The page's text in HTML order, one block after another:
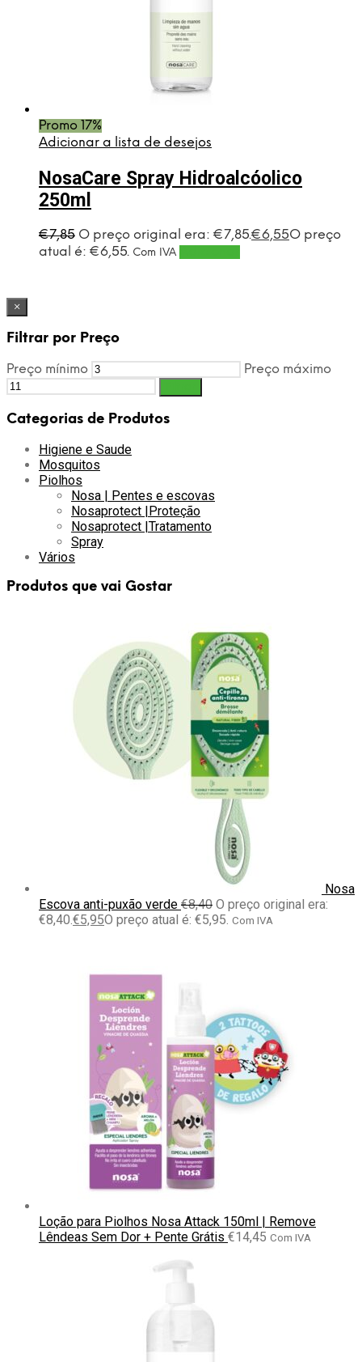
Promo 17%
Adicionar a lista de desejos
NosaCare Spray Hidroalcóolico
250ml
€7,85 O preço original era: €7,85.€6,55O preço
atual é: €6,55. Com IVA
×
Filtrar por Preço
Preço mínimo Preço máximo
Categorias de Produtos
Higiene e Saude
Mosquitos
Piolhos
Nosa | Pentes e escovas
Nosaprotect |Proteção
Nosaprotect |Tratamento
Spray
Vários
Produtos que vai Gostar
Nosa
Escova anti-puxão verde €8,40 O preço original era:
€8,40. €5,95O preço atual é: €5,95. Com IVA
Loção para Piolhos Nosa Attack 150ml | Remove
Lêndeas Sem Dor + Pente Grátis €14,45 Com IVA